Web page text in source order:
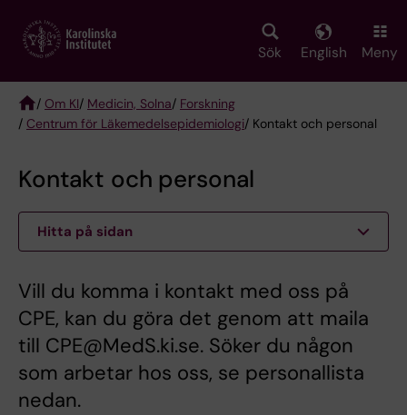
main
Sök English Meny
Breadcrumb
/ Om KI/ Medicin, Solna/ Forskning
/ Centrum för Läkemedelsepidemiologi/ Kontakt och personal
Kontakt och personal
Hitta på sidan
Vill du komma i kontakt med oss på
CPE, kan du göra det genom att maila
till CPE@MedS.ki.se. Söker du någon
som arbetar hos oss, se personallista
nedan.